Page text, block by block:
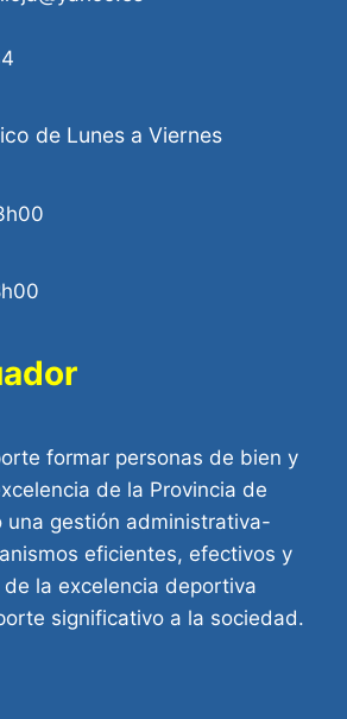
de Lunes a Viernes
formar personas de bien y
de la Provincia de
una gestión administrativa-
eficientes, efectivos y
la excelencia deportiva
significativo a la sociedad.